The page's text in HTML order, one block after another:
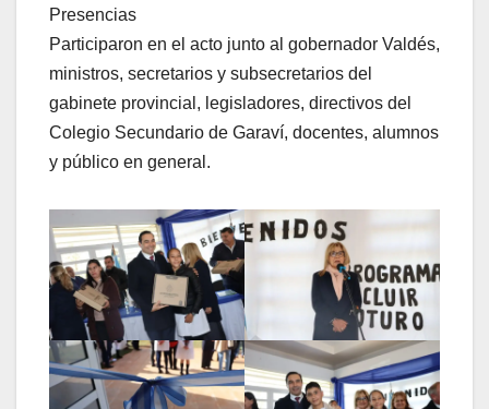
Presencias
Participaron en el acto junto al gobernador Valdés,
ministros, secretarios y subsecretarios del
gabinete provincial, legisladores, directivos del
Colegio Secundario de Garaví, docentes, alumnos
y público en general.